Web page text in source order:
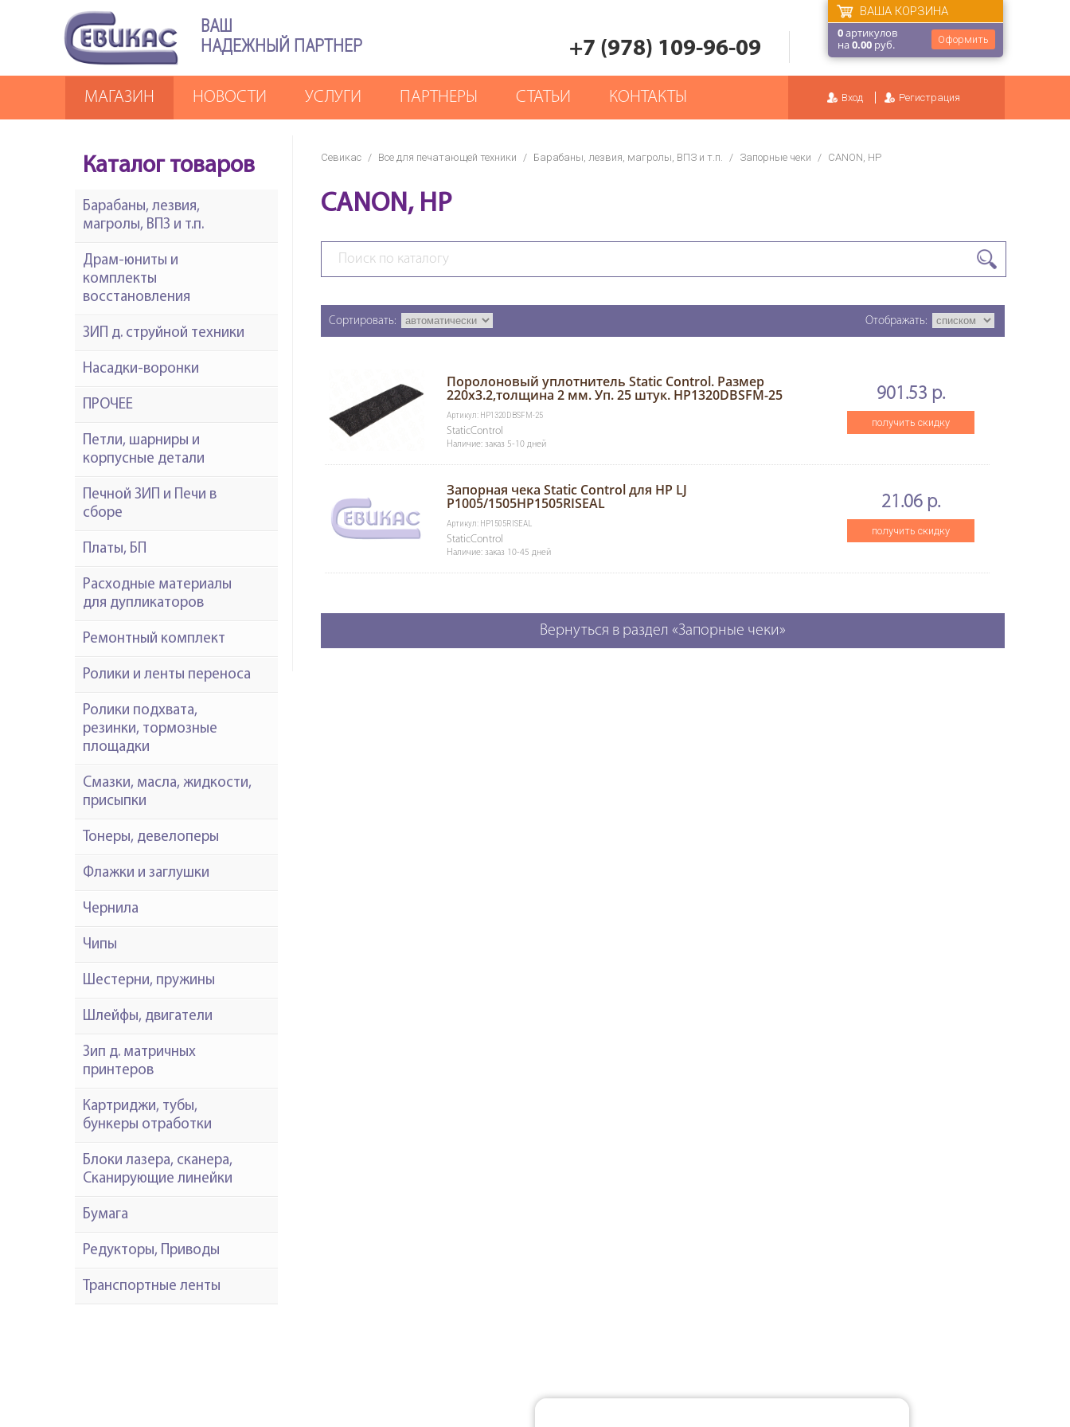
ВАШ
НАДЕЖНЫЙ ПАРТНЕР
+7 (978) 109-96-09 Оформить
ВАША КОРЗИНА
0артикулов
на0.00 руб.
Вход Регистрация
МАГАЗИН НОВОСТИ УСЛУГИ ПАРТНЕРЫ СТАТЬИ КОНТАКТЫ
Севикас / Все для печатающей техники / Барабаны, лезвия, магролы, ВПЗ и т.п. / Запорные чеки / CANON, HP
CANON, HP
Сортировать: Отображать:
Поролоновый уплотнитель Static Control. Размер
220х3.2,толщина 2 мм. Уп. 25 штук. HP1320DBSFM-25
Артикул: HP1320DBSFM-25
StaticControl
Наличие: заказ 5-10 дней
901.53 р.
получить скидку
Запорная чека Static Control для HP LJ
P1005/1505HP1505RISEAL
Артикул: HP1505RISEAL
StaticControl
Наличие: заказ 10-45 дней
21.06 р.
получить скидку
Вернуться в раздел «Запорные чеки»
Каталог товаров
Барабаны, лезвия,
магролы, ВПЗ и т.п.
Драм-юниты и
комплекты
восстановления
ЗИП д. струйной техники
Насадки-воронки
ПРОЧЕЕ
Петли, шарниры и
корпусные детали
Печной ЗИП и Печи в
сборе
Платы, БП
Расходные материалы
для дупликаторов
Ремонтный комплект
Ролики и ленты переноса
Ролики подхвата,
резинки, тормозные
площадки
Смазки, масла, жидкости,
присыпки
Тонеры, девелоперы
Флажки и заглушки
Чернила
Чипы
Шестерни, пружины
Шлейфы, двигатели
Зип д. матричных
принтеров
Картриджи, тубы,
бункеры отработки
Блоки лазера, сканера,
Сканирующие линейки
Бумага
Редукторы, Приводы
Транспортные ленты